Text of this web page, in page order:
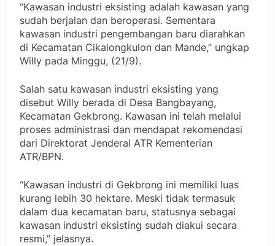
“Kawasan industri eksisting adalah kawasan yang
sudah berjalan dan beroperasi. Sementara
kawasan industri pengembangan baru diarahkan
di Kecamatan Cikalongkulon dan Mande,” ungkap
Willy pada Minggu, (21/9).
Salah satu kawasan industri eksisting yang
disebut Willy berada di Desa Bangbayang,
Kecamatan Gekbrong. Kawasan ini telah melalui
proses administrasi dan mendapat rekomendasi
dari Direktorat Jenderal ATR Kementerian
ATR/BPN.
“Kawasan industri di Gekbrong ini memiliki luas
kurang lebih 30 hektare. Meski tidak termasuk
dalam dua kecamatan baru, statusnya sebagai
kawasan industri eksisting sudah diakui secara
resmi,” jelasnya.